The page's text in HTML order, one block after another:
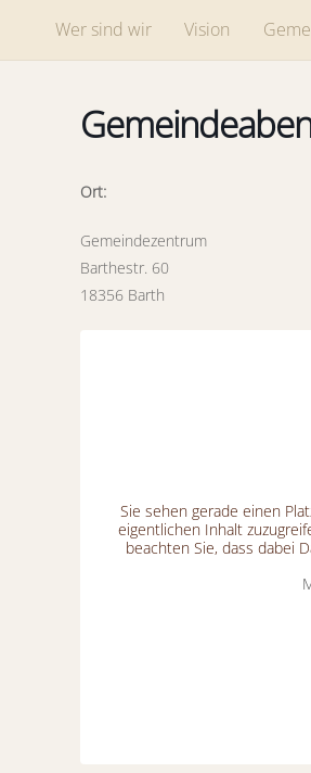
Wer sind wir Vision
Ort:
Gemeindezentrum
Barthestr. 60
18356 Barth
Sie sehen gerade einen
eigentlichen Inhalt
beachten Sie, dass dabei